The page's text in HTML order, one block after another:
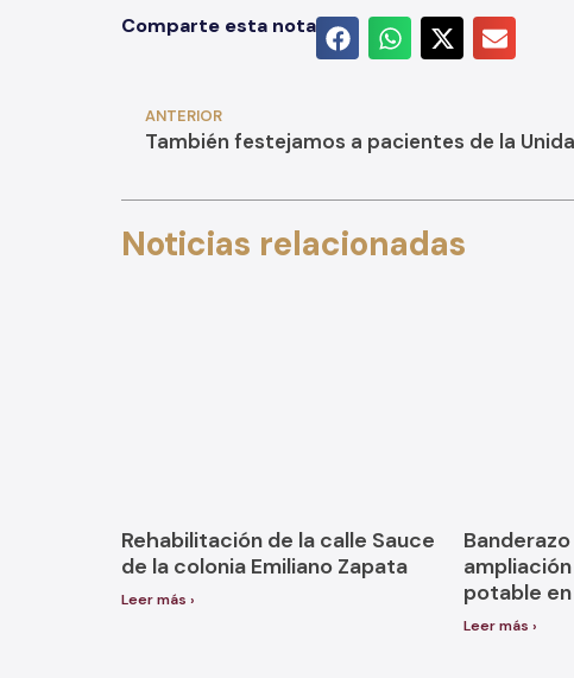
Comparte esta nota
ANTERIOR
Noticias relacionadas
Rehabilitación de la calle Sauce
de la colonia Emiliano Zapata
Leer más ›
potable
Leer más ›